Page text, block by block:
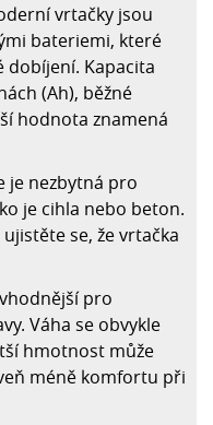
vrtačky jsou
bateriemi, které
dobíjení. Kapacita
(Ah), běžné
hodnota znamená
je nezbytná pro
je cihla nebo beton.
se, že vrtačka
pro
Váha se obvykle
hmotnost může
méně komfortu při